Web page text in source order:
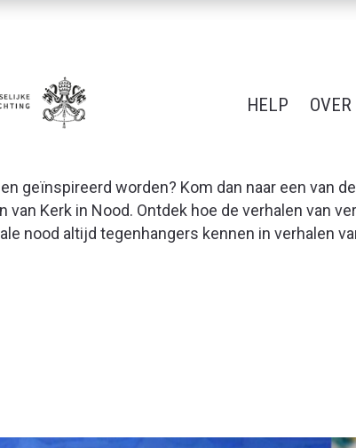
HELP
geïnspireerd worden? Kom dan naar een van
van Kerk in Nood. Ontdek hoe de verhalen van
nood altijd tegenhangers kennen in verhalen